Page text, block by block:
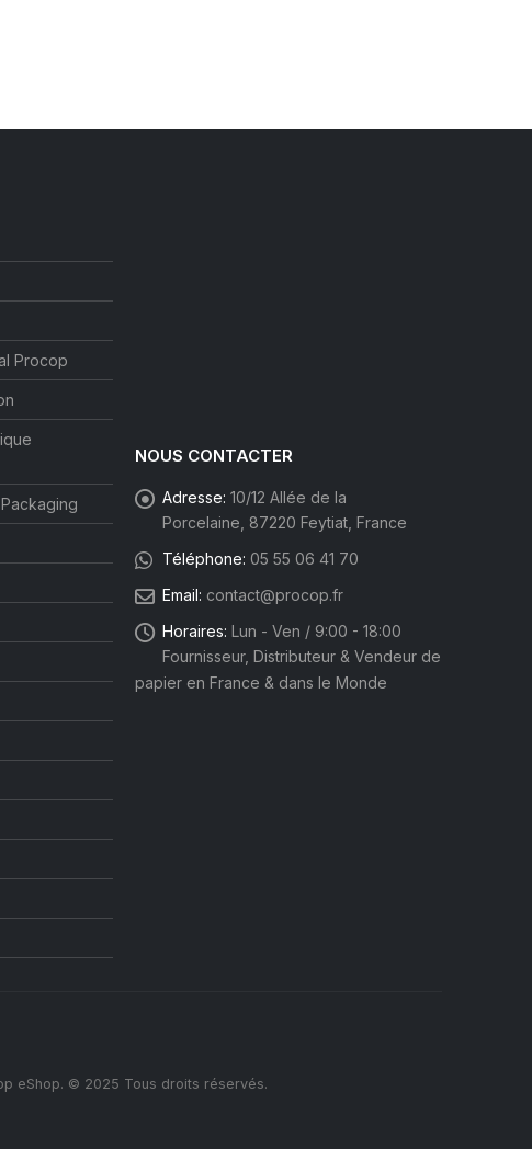
Procop
NOUS CONTACTER
Adresse: 10/12 Allée de la
Porcelaine, 87220 Feytiat, France
Téléphone: 05 55 06 41 70
Email: contact@procop.fr
Horaires: Lun - Ven / 9:00 - 18:00
Fournisseur, Distributeur & Vendeur de
papier en France & dans le Monde
eShop. © 2025 Tous droits réservés.